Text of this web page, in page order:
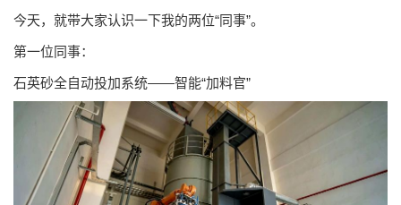
今天，就带大家认识一下我的两位“同事”。
第一位同事：
石英砂全自动投加系统——智能“加料官”